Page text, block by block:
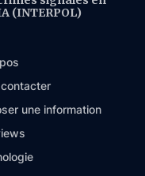
(INTERPOL)
une information